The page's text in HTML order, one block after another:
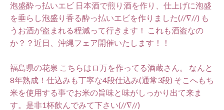
泡盛酔っ払いエビ 日本酒で煎り酒を作り、仕上げに泡盛
を垂らし泡盛り香る酔っ払いエビを作りました(//∇//) も
うお酒が盗まれる程減って行きます！ これも酒盗なの
か？？近日、沖縄フェア開催いたします！！
福島県の花泉 こちらはロ万を作ってる酒蔵さん。 なんと
8年熟成！仕込みも丁寧な4段仕込み(通常3段) そこへもち
米を使用する事でお米の旨味と味がしっかり出て来ま
す。是非1杯飲んでみて下さい(//∇//)